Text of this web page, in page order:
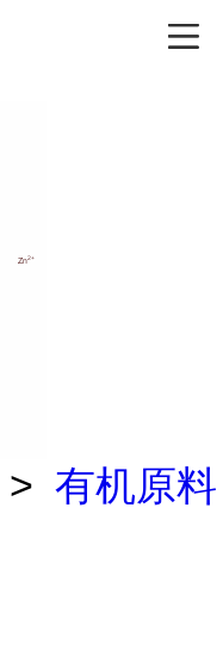
> 有机原料